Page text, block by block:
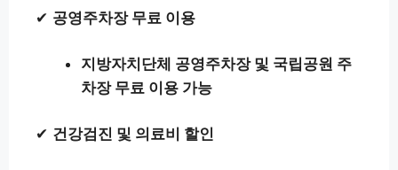
✔ 공영주차장 무료 이용
지방자치단체 공영주차장 및 국립공원 주
차장 무료 이용 가능
✔ 건강검진 및 의료비 할인